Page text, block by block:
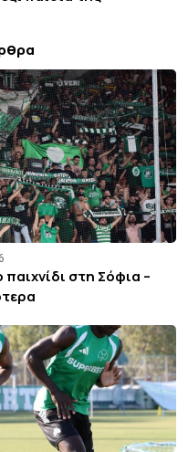
παιχνίδι στη Σόφια –